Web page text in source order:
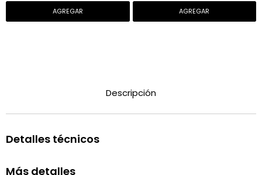
Descripción
Detalles técnicos
Más detalles